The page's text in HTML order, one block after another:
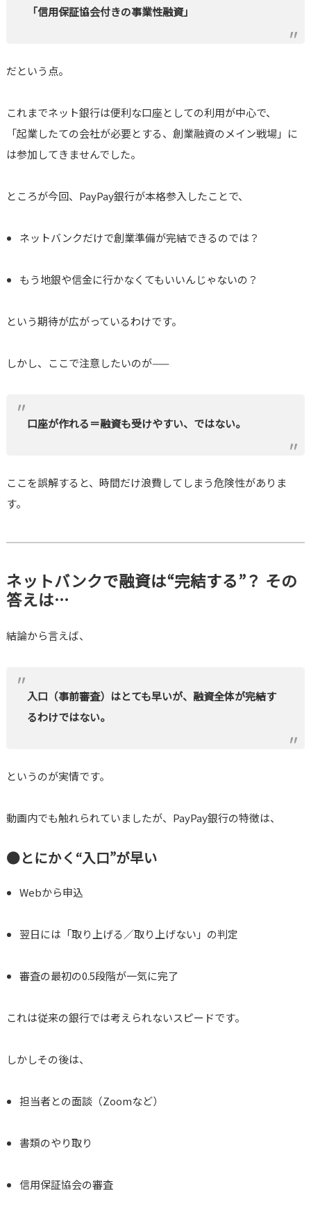
「信用保証協会付きの事業性融資」
だという点。
これまでネット銀行は便利な口座としての利用が中心で、
「起業したての会社が必要とする、創業融資のメイン戦場」に
は参加してきませんでした。
ところが今回、PayPay銀行が本格参入したことで、
ネットバンクだけで創業準備が完結できるのでは？
もう地銀や信金に行かなくてもいいんじゃないの？
という期待が広がっているわけです。
しかし、ここで注意したいのが——
口座が作れる＝融資も受けやすい、ではない。
ここを誤解すると、時間だけ浪費してしまう危険性がありま
す。
ネットバンクで融資は“完結する”？ その
答えは…
結論から言えば、
入口（事前審査）はとても早いが、融資全体が完結す
るわけではない。
というのが実情です。
動画内でも触れられていましたが、PayPay銀行の特徴は、
●とにかく“入口”が早い
Webから申込
翌日には「取り上げる／取り上げない」の判定
審査の最初の0.5段階が一気に完了
これは従来の銀行では考えられないスピードです。
しかしその後は、
担当者との面談（Zoomなど）
書類のやり取り
信用保証協会の審査